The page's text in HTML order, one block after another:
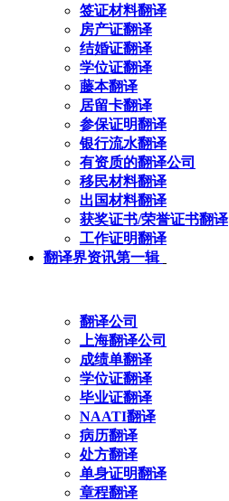
签证材料翻译
房产证翻译
结婚证翻译
学位证翻译
藤本翻译
居留卡翻译
参保证明翻译
银行流水翻译
有资质的翻译公司
移民材料翻译
出国材料翻译
获奖证书/荣誉证书翻译
工作证明翻译
翻译界资讯第一辑
翻译公司
上海翻译公司
成绩单翻译
学位证翻译
毕业证翻译
NAATI翻译
病历翻译
处方翻译
单身证明翻译
章程翻译